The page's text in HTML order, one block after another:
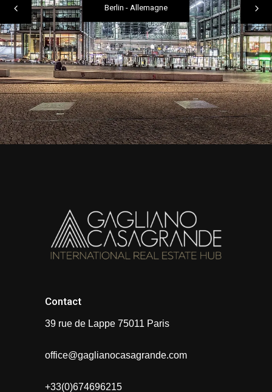
Berlin - Allemagne
Contact
39 rue de Lappe 75011 Paris
office@gaglianocasagrande.com
+33(0)674696215